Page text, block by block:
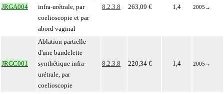
JRGA004
infra-urétrale, par
coelioscopie et par
abord vaginal
8.2.3.8 263,09 € 1,4 2005 →
JRGC001
Ablation partielle
d'une bandelette
synthétique infra-
urétrale, par
coelioscopie
8.2.3.8 220,34 € 1,4 2005 →